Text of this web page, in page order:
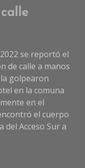
se reportó el
de calle a manos
golpearon
en la comuna
en el
el cuerpo
del Acceso Sur a